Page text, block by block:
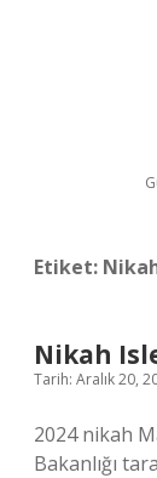
Etiket:
Nikah
Tarih: Aralık 20,
2024 nikah
Bakanlığı